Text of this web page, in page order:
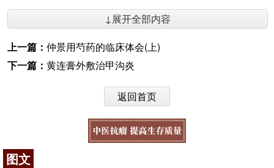
↓展开全部内容
上一篇： 仲景用芍药的临床体会(上)
下一篇： 黄连膏外敷治甲沟炎
返回首页
图文